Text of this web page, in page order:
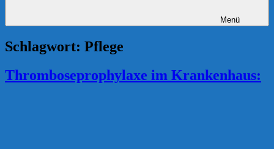
Menü
Schlagwort: Pflege
Thromboseprophylaxe im Krankenhaus: